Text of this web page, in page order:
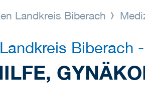
Landkreis Biberach
Biberach